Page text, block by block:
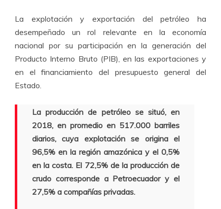
La explotación y exportación del petróleo ha
desempeñado un rol relevante en la economía
nacional por su participación en la generación del
Producto Interno Bruto (PIB), en las exportaciones y
en el financiamiento del presupuesto general del
Estado.
La producción de petróleo se situó, en
2018, en promedio en 517.000 barriles
diarios, cuya explotación se origina el
96,5% en la región amazónica y el 0,5%
en la costa. El 72,5% de la producción de
crudo corresponde a Petroecuador y el
27,5% a compañías privadas.